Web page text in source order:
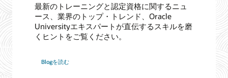
最新のトレーニングと認定資格に関するニュ
ース、業界のトップ・トレンド、Oracle
Universityエキスパートが直伝するスキルを磨
くヒントをご覧ください。
Blogを読む